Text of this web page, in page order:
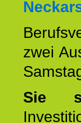
zwei
Sie